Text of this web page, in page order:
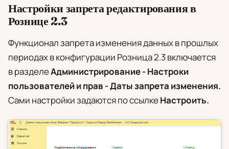
Настройки запрета редактирования в
Рознице 2.3
Функционал запрета изменения данных в прошлых
периодах в конфигурации Розница 2.3 включается
в разделеАдминистрирование - Настроки
пользователей и прав - Даты запрета изменения.
Сами настройки задаются по ссылкеНастроить.